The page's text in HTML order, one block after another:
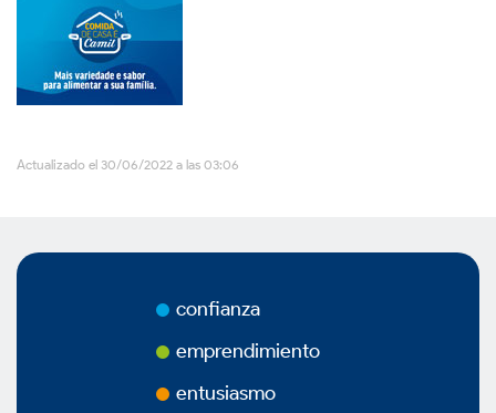
Factores de Riesgo
M&A y Mercado de Capitales
ESG
Podcasts
Actualizado el 30/06/2022 a las 03:06
confianza
emprendimiento
entusiasmo